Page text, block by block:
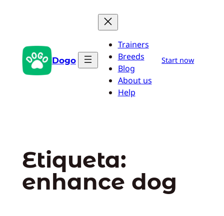
Dogo
Trainers
Breeds
Blog
About us
Help
Start now
Etiqueta:
enhance dog